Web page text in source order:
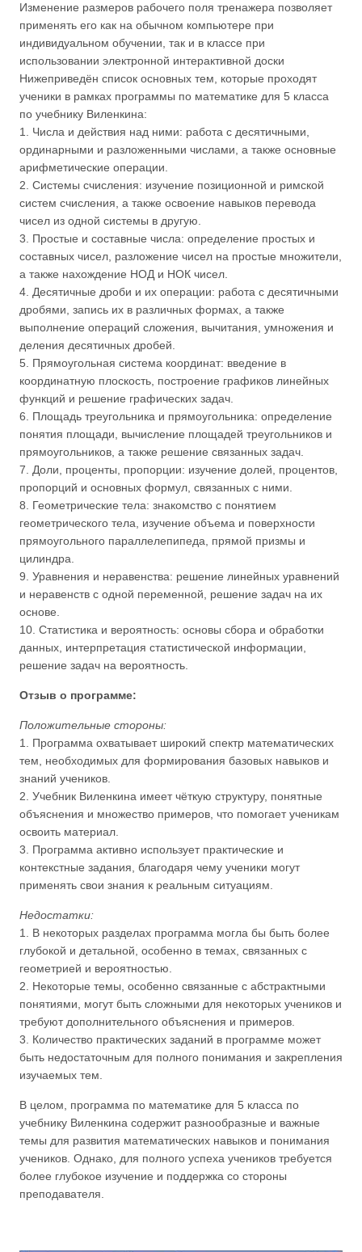
Изменение размеров рабочего поля тренажера позволяет
применять его как на обычном компьютере при
индивидуальном обучении, так и в классе при
использовании электронной интерактивной доски
Нижеприведён список основных тем, которые проходят
ученики в рамках программы по математике для 5 класса
по учебнику Виленкина:
1. Числа и действия над ними: работа с десятичными,
ординарными и разложенными числами, а также основные
арифметические операции.
2. Системы счисления: изучение позиционной и римской
систем счисления, а также освоение навыков перевода
чисел из одной системы в другую.
3. Простые и составные числа: определение простых и
составных чисел, разложение чисел на простые множители,
а также нахождение НОД и НОК чисел.
4. Десятичные дроби и их операции: работа с десятичными
дробями, запись их в различных формах, а также
выполнение операций сложения, вычитания, умножения и
деления десятичных дробей.
5. Прямоугольная система координат: введение в
координатную плоскость, построение графиков линейных
функций и решение графических задач.
6. Площадь треугольника и прямоугольника: определение
понятия площади, вычисление площадей треугольников и
прямоугольников, а также решение связанных задач.
7. Доли, проценты, пропорции: изучение долей, процентов,
пропорций и основных формул, связанных с ними.
8. Геометрические тела: знакомство с понятием
геометрического тела, изучение объема и поверхности
прямоугольного параллелепипеда, прямой призмы и
цилиндра.
9. Уравнения и неравенства: решение линейных уравнений
и неравенств с одной переменной, решение задач на их
основе.
10. Статистика и вероятность: основы сбора и обработки
данных, интерпретация статистической информации,
решение задач на вероятность.
Отзыв о программе:
Положительные стороны:
1. Программа охватывает широкий спектр математических
тем, необходимых для формирования базовых навыков и
знаний учеников.
2. Учебник Виленкина имеет чёткую структуру, понятные
объяснения и множество примеров, что помогает ученикам
освоить материал.
3. Программа активно использует практические и
контекстные задания, благодаря чему ученики могут
применять свои знания к реальным ситуациям.
Недостатки:
1. В некоторых разделах программа могла бы быть более
глубокой и детальной, особенно в темах, связанных с
геометрией и вероятностью.
2. Некоторые темы, особенно связанные с абстрактными
понятиями, могут быть сложными для некоторых учеников и
требуют дополнительного объяснения и примеров.
3. Количество практических заданий в программе может
быть недостаточным для полного понимания и закрепления
изучаемых тем.
В целом, программа по математике для 5 класса по
учебнику Виленкина содержит разнообразные и важные
темы для развития математических навыков и понимания
учеников. Однако, для полного успеха учеников требуется
более глубокое изучение и поддержка со стороны
преподавателя.